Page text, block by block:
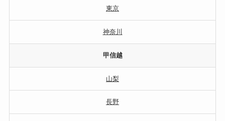
東京
神奈川
甲信越
山梨
長野